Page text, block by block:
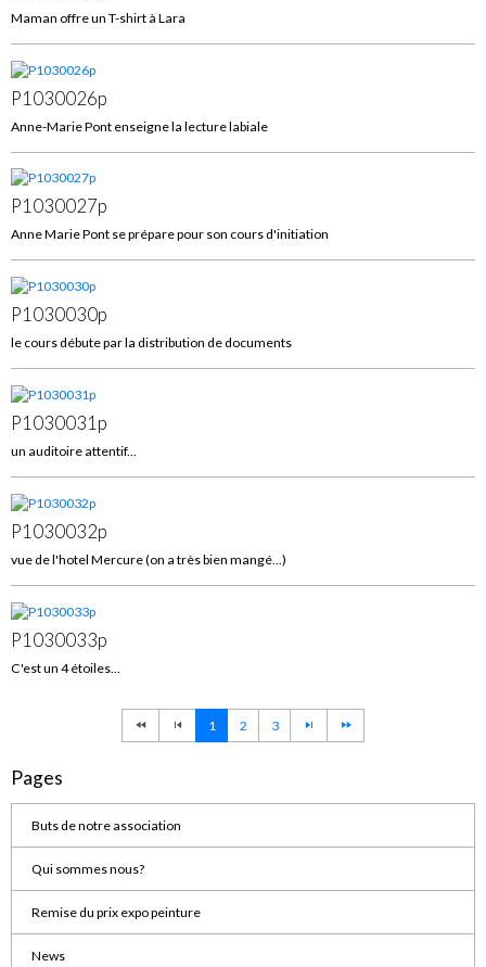
Maman offre un T-shirt à Lara
P1030026p
Anne-Marie Pont enseigne la lecture labiale
P1030027p
Anne Marie Pont se prépare pour son cours d'initiation
P1030030p
le cours débute par la distribution de documents
P1030031p
un auditoire attentif...
P1030032p
vue de l'hotel Mercure (on a très bien mangé...)
P1030033p
C'est un 4 étoiles...
1 2 3
Pages
Buts de notre association
Qui sommes nous?
Remise du prix expo peinture
News